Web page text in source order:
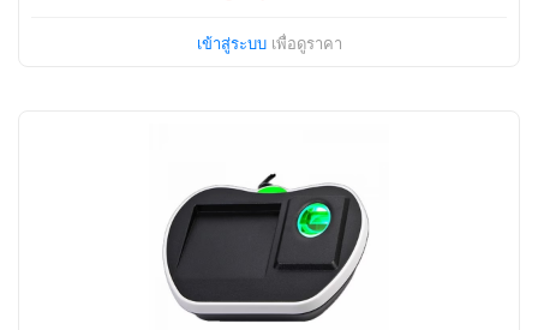
เข้าสู่ระบบเพื่อดูราคา